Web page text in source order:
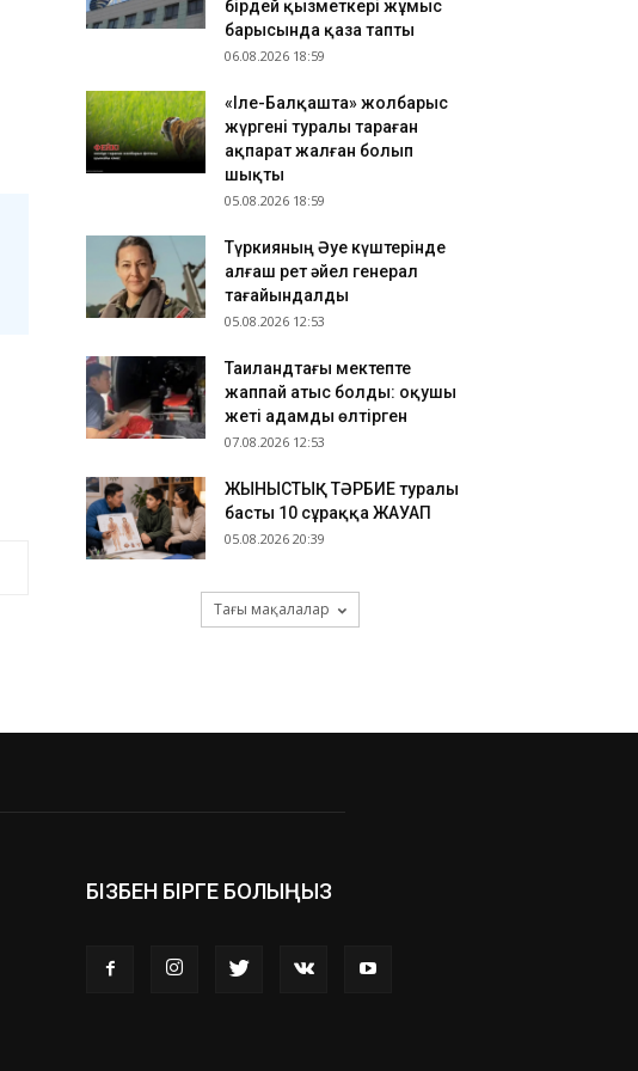
озық мектептерінің тәжірибесімен танысты
алтын жеңіп алды
07.08.2026 12:01
Атырауда жекеменшік балабақша тәрбиешісінің
бүлдіршінге күш қолданғаны видеоға түсіп қалды
бірдей қызметкері жұмыс
барысында қаза тапты
06.08.2026 18:59
«Іле-Балқашта» жолбарыс
жүргені туралы тараған
ақпарат жалған болып
шықты
05.08.2026 18:59
Түркияның Әуе күштерінде
алғаш рет әйел генерал
тағайындалды
05.08.2026 12:53
Таиландтағы мектепте
жаппай атыс болды: оқушы
жеті адамды өлтірген
07.08.2026 12:53
ЖЫНЫСТЫҚ ТӘРБИЕ туралы
басты 10 сұраққа ЖАУАП
05.08.2026 20:39
Тағы мақалалар
БІЗБЕН БІРГЕ БОЛЫҢЫЗ